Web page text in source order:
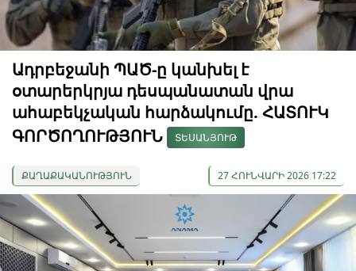
Ադրբեջանի ՊԱԾ-ը կանխել է
օտարերկրյա դեսպանատան վրա
ահաբեկչական հարձակումը. ՀԱՏՈՒԿ
ԳՈՐԾՈՂՈՒԹՅՈՒՆ
ՏԵՍԱՆՅՈՒԹ
ՔԱՂԱՔԱԿԱՆՈՒԹՅՈՒՆ 27 ՀՈՒՆՎԱՐԻ 2026 17:22